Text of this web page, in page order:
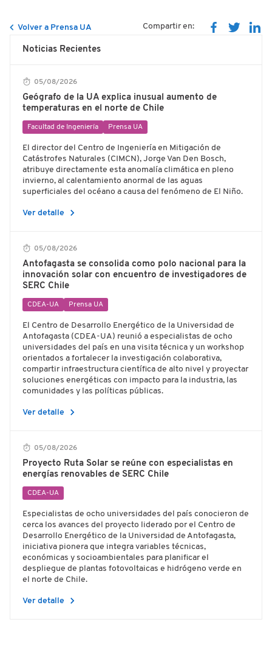
Volver a Prensa UA Compartir en:
Noticias Recientes
05/08/2026
Geógrafo de la UA explica inusual aumento de
temperaturas en el norte de Chile
Facultad de Ingeniería Prensa UA
El director del Centro de Ingeniería en Mitigación de
Catástrofes Naturales (CIMCN), Jorge Van Den Bosch,
atribuye directamente esta anomalía climática en pleno
invierno, al calentamiento anormal de las aguas
superficiales del océano a causa del fenómeno de El Niño.
Ver detalle chevron_right
05/08/2026
Antofagasta se consolida como polo nacional para la
innovación solar con encuentro de investigadores de
SERC Chile
CDEA-UA Prensa UA
El Centro de Desarrollo Energético de la Universidad de
Antofagasta (CDEA-UA) reunió a especialistas de ocho
universidades del país en una visita técnica y un workshop
orientados a fortalecer la investigación colaborativa,
compartir infraestructura científica de alto nivel y proyectar
soluciones energéticas con impacto para la industria, las
comunidades y las políticas públicas.
Ver detalle chevron_right
05/08/2026
Proyecto Ruta Solar se reúne con especialistas en
energías renovables de SERC Chile
CDEA-UA
Especialistas de ocho universidades del país conocieron de
cerca los avances del proyecto liderado por el Centro de
Desarrollo Energético de la Universidad de Antofagasta,
iniciativa pionera que integra variables técnicas,
económicas y socioambientales para planificar el
despliegue de plantas fotovoltaicas e hidrógeno verde en
el norte de Chile.
Ver detalle chevron_right